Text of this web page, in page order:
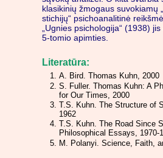
klasikinių žmogaus suvokiamų
stichijų“ psichoanalitinė
„Ugnies psichologija“ (1938)
5-tomio apimties.
Literatūra:
A. Bird. Thomas Kuhn, 2000
S. Fuller. Thomas Kuhn: A
for Our Times, 2000
T.S. Kuhn. The Structure of
1962
T.S. Kuhn. The Road Since
Philosophical Essays, 1970-
M. Polanyi. Science, Faith,